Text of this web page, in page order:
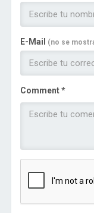
E-Mail (no se
Comment *